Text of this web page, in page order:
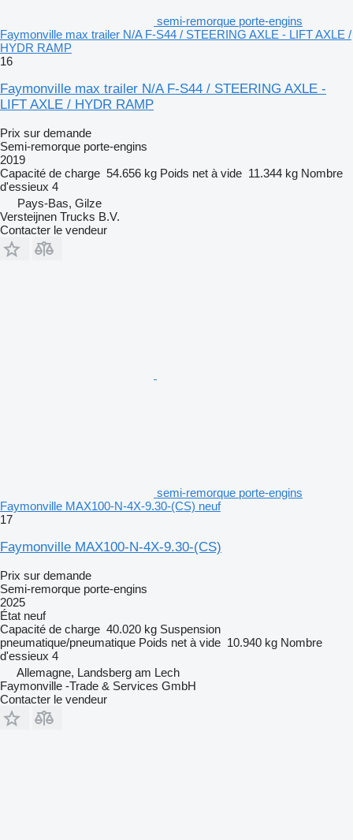
semi-remorque porte-engins
Faymonville max trailer N/A F-S44 / STEERING AXLE - LIFT AXLE /
HYDR RAMP
16
Faymonville max trailer N/A F-S44 / STEERING AXLE -
LIFT AXLE / HYDR RAMP
Prix sur demande
Semi-remorque porte-engins
2019
Capacité de charge 54.656 kg Poids net à vide 11.344 kg Nombre
d'essieux 4
Pays-Bas, Gilze
Versteijnen Trucks B.V.
Contacter le vendeur
semi-remorque porte-engins
Faymonville MAX100-N-4X-9.30-(CS) neuf
17
Faymonville MAX100-N-4X-9.30-(CS)
Prix sur demande
Semi-remorque porte-engins
2025
État neuf
Capacité de charge 40.020 kg Suspension
pneumatique/pneumatique Poids net à vide 10.940 kg Nombre
d'essieux 4
Allemagne, Landsberg am Lech
Faymonville -Trade & Services GmbH
Contacter le vendeur